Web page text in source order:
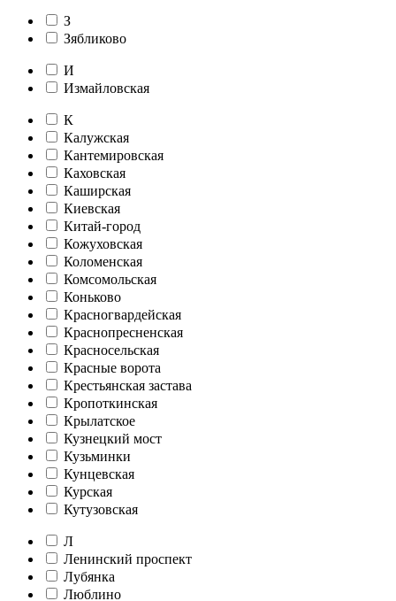
З
Зябликово
И
Измайловская
К
Калужская
Кантемировская
Каховская
Каширская
Киевская
Китай-город
Кожуховская
Коломенская
Комсомольская
Коньково
Красногвардейская
Краснопресненская
Красносельская
Красные ворота
Крестьянская застава
Кропоткинская
Крылатское
Кузнецкий мост
Кузьминки
Кунцевская
Курская
Кутузовская
Л
Ленинский проспект
Лубянка
Люблино